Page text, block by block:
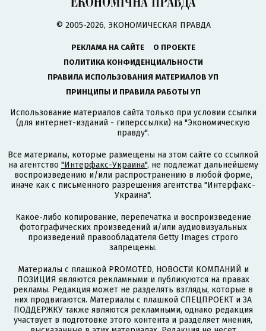
© 2005-2026, ЭКОНОМИЧЕСКАЯ ПРАВДА
РЕКЛАМА НА САЙТЕ
О ПРОЕКТЕ
ПОЛИТИКА КОНФИДЕНЦИАЛЬНОСТИ
ПРАВИЛА ИСПОЛЬЗОВАНИЯ МАТЕРИАЛОВ УП
ПРИНЦИПЫ И ПРАВИЛА РАБОТЫ УП
Использование материалов сайта только при условии ссылки
(для интернет-изданий - гиперссылки) на "Экономическую
правду".
Все материалы, которые размещены на этом сайте со ссылкой
на агентство "Интерфакс-Украина", не подлежат дальнейшему
воспроизведению и/или распространению в любой форме,
иначе как с письменного разрешения агентства "Интерфакс-
Украина".
Какое-либо копирование, перепечатка и воспроизведение
фотографических произведений и/или аудиовизуальных
произведений правообладателя Getty Images строго
запрещены.
Материалы с плашкой PROMOTED, НОВОСТИ КОМПАНИЙ и
ПОЗИЦИЯ являются рекламными и публикуются на правах
рекламы. Редакция может не разделять взгляды, которые в
них продвигаются. Материалы с плашкой СПЕЦПРОЕКТ и ЗА
ПОДДЕРЖКУ также являются рекламными, однако редакция
участвует в подготовке этого контента и разделяет мнения,